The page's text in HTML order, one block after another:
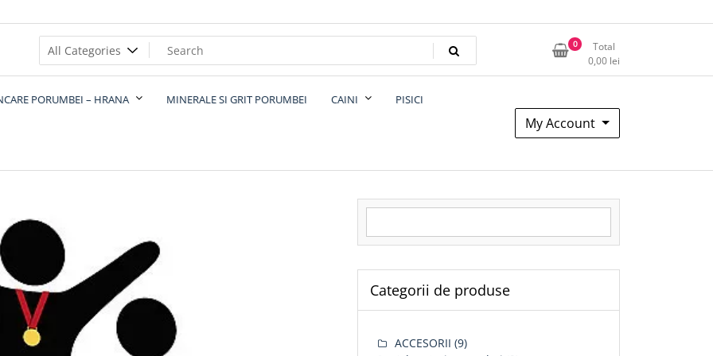
0
Total
0,00 lei
PORUMBEI – HRANA MINERALE SI GRIT PORUMBEI CAINI PISICI
My Account
Categorii de produse
ACCESORII (9)